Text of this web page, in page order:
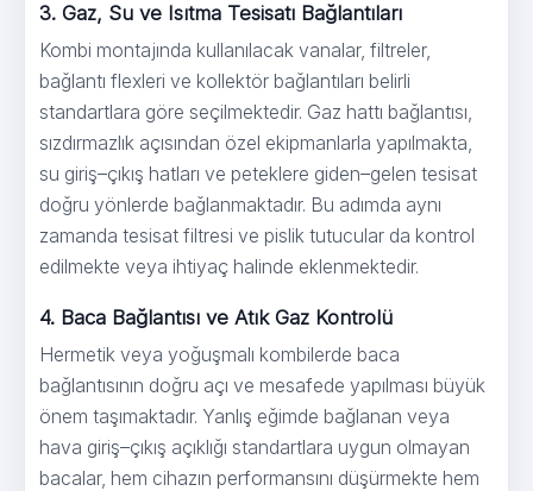
3. Gaz, Su ve Isıtma Tesisatı Bağlantıları
Kombi montajında kullanılacak vanalar, filtreler,
bağlantı flexleri ve kollektör bağlantıları belirli
standartlara göre seçilmektedir. Gaz hattı bağlantısı,
sızdırmazlık açısından özel ekipmanlarla yapılmakta,
su giriş–çıkış hatları ve peteklere giden–gelen tesisat
doğru yönlerde bağlanmaktadır. Bu adımda aynı
zamanda tesisat filtresi ve pislik tutucular da kontrol
edilmekte veya ihtiyaç halinde eklenmektedir.
4. Baca Bağlantısı ve Atık Gaz Kontrolü
Hermetik veya yoğuşmalı kombilerde baca
bağlantısının doğru açı ve mesafede yapılması büyük
önem taşımaktadır. Yanlış eğimde bağlanan veya
hava giriş–çıkış açıklığı standartlara uygun olmayan
bacalar, hem cihazın performansını düşürmekte hem